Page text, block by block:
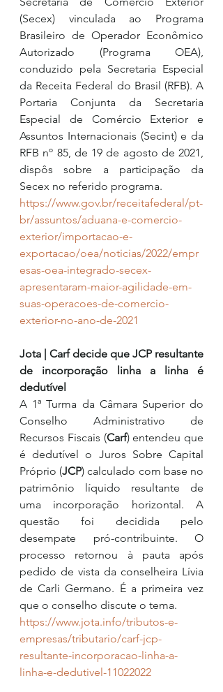
(Secex) vinculada ao Programa
Brasileiro de Operador Econômico
Autorizado (Programa OEA),
conduzido pela Secretaria Especial
da Receita Federal do Brasil (RFB). A
Portaria Conjunta da Secretaria
Especial de Comércio Exterior e
Assuntos Internacionais (Secint) e da
RFB nº 85, de 19 de agosto de 2021,
dispôs sobre a participação da
Secex no referido programa.
https://www.gov.br/receitafederal/pt-
br/assuntos/aduana-e-comercio-
exterior/importacao-e-
exportacao/oea/noticias/2022/empr
esas-oea-integrado-secex-
apresentaram-maior-agilidade-em-
suas-operacoes-de-comercio-
exterior-no-ano-de-2021
Jota | Carf decide que JCP resultante
de incorporação linha a linha é
dedutível
A 1ª Turma da Câmara Superior do
Conselho Administrativo de
Recursos Fiscais (Carf) entendeu que
é dedutível o Juros Sobre Capital
Próprio (JCP) calculado com base no
patrimônio líquido resultante de
uma incorporação horizontal. A
questão foi decidida pelo
desempate pró-contribuinte. O
processo retornou à pauta após
pedido de vista da conselheira Lívia
de Carli Germano. É a primeira vez
que o conselho discute o tema.
https://www.jota.info/tributos-e-
empresas/tributario/carf-jcp-
resultante-incorporacao-linha-a-
linha-e-dedutivel-11022022